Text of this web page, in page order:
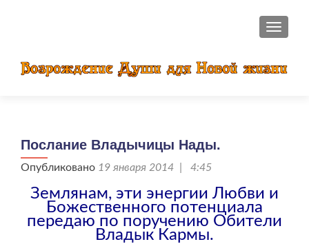
Послание Владычицы Нады.
Опубликовано 19 января 2014 | 4:45
Землянам, эти энергии Любви и
Божественного потенциала
передаю по поручению Обители
Владык Кармы.